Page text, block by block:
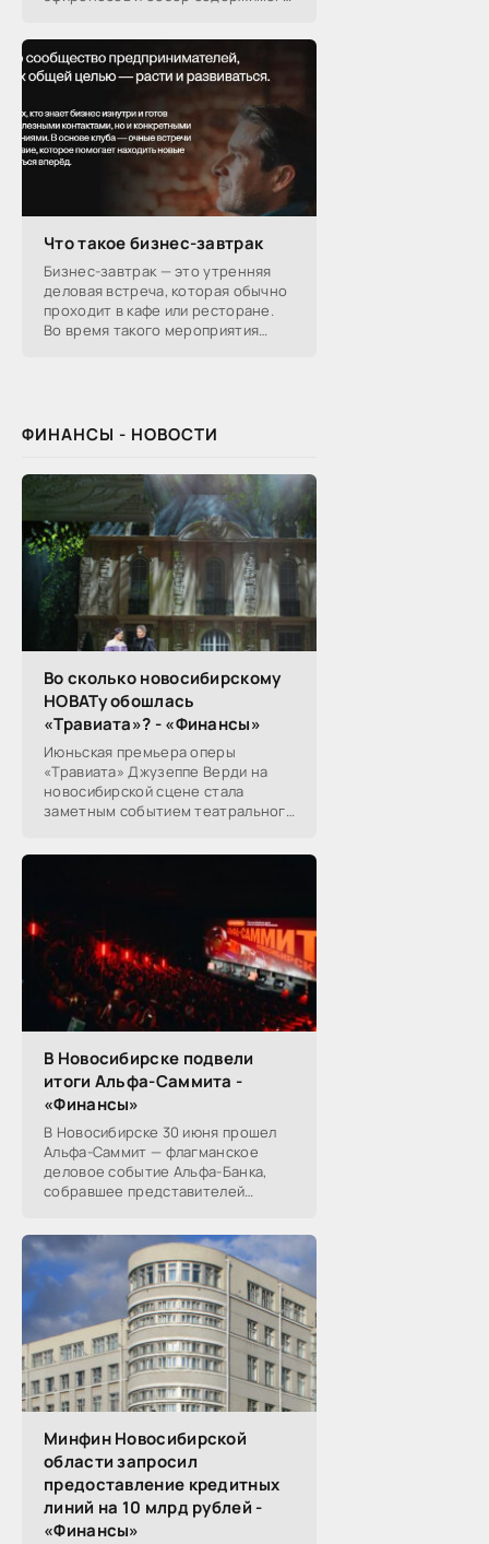
производителей.
Что такое бизнес-завтрак
Бизнес-завтрак — это утренняя
деловая встреча, которая обычно
проходит в кафе или ресторане.
Во время такого мероприятия
ФИНАНСЫ - НОВОСТИ
Во сколько новосибирскому
НОВАТу обошлась
«Травиата»? - «Финансы»
Июньская премьера оперы
«Травиата» Джузеппе Верди на
новосибирской сцене стала
заметным событием театрального
Посетители НОВАТа, с которыми
В Новосибирске подвели
итоги Альфа-Саммита -
«Финансы»
В Новосибирске 30 июня прошел
Альфа-Саммит — флагманское
деловое событие Альфа-Банка,
собравшее представителей
реального, технологического,
финансового и других
Минфин Новосибирской
области запросил
предоставление кредитных
линий на 10 млрд рублей -
«Финансы»